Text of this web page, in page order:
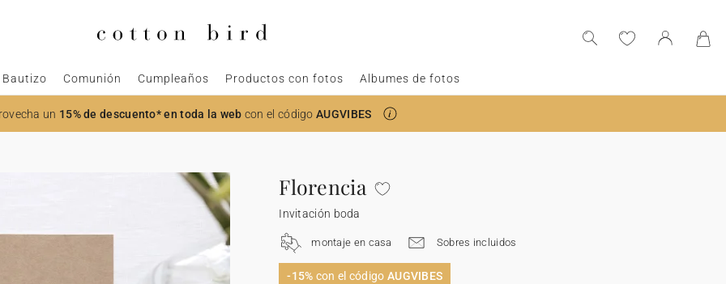
Bautizo Comunión Cumpleaños Productos con fotos Albumes de fotos
un 15% de descuento* en toda la web con el códigoAUGVIBES
Florencia
Invitación boda
montaje en casa Sobres incluidos
-15% con el código AUGVIBES